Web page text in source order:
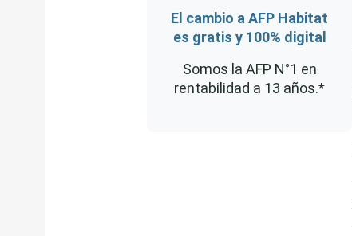
El cambio a AFP Habitat
es gratis y 100% digital
Somos la AFP N°1 en
rentabilidad a 13 años.*